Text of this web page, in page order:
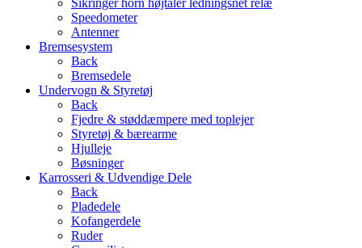
Sikringer horn højtaler ledningsnet relæ
Speedometer
Antenner
Bremsesystem
Back
Bremsedele
Undervogn & Styretøj
Back
Fjedre & støddæmpere med toplejer
Styretøj & bærearme
Hjulleje
Bøsninger
Karrosseri & Udvendige Dele
Back
Pladedele
Kofangerdele
Ruder